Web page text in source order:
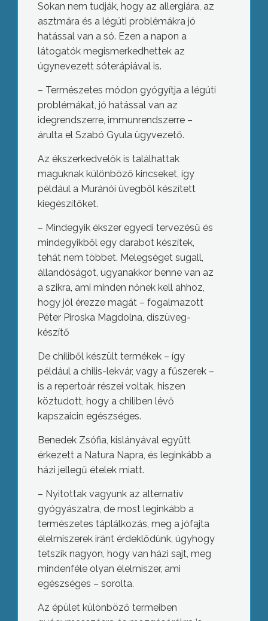
Sokan nem tudják, hogy az allergiára, az
asztmára és a légúti problémákra jó
hatással van a só. Ezen a napon a
látogatók megismerkedhettek az
úgynevezett sóterápiával is.
– Természetes módon gyógyítja a légúti
problémákat, jó hatással van az
idegrendszerre, immunrendszerre –
árulta el Szabó Gyula ügyvezető.
Az ékszerkedvelők is találhattak
maguknak különböző kincseket, így
például a Muránói üvegből készített
kiegészítőket.
– Mindegyik ékszer egyedi tervezésű és
mindegyikből egy darabot készítek,
tehát nem többet. Melegséget sugall,
állandóságot, ugyanakkor benne van az
a szikra, ami minden nőnek kell ahhoz,
hogy jól érezze magát – fogalmazott
Péter Piroska Magdolna, díszüveg-
készítő
De chiliből készült termékek – így
például a chilis-lekvár, vagy a fűszerek –
is a repertoár részei voltak, hiszen
köztudott, hogy a chiliben lévő
kapszaicin egészséges.
Benedek Zsófia, kislányával együtt
érkezett a Natura Napra, és leginkább a
házi jellegű ételek miatt.
– Nyitottak vagyunk az alternatív
gyógyászatra, de most leginkább a
természetes táplálkozás, meg a jófajta
élelmiszerek iránt érdeklődünk, úgyhogy
tetszik nagyon, hogy van házi sajt, meg
mindenféle olyan élelmiszer, ami
egészséges – sorolta.
Az épület különböző termeiben